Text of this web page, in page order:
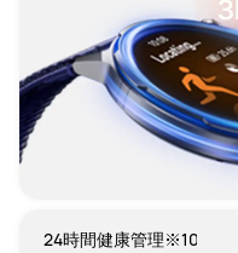
24時間健康管理※10